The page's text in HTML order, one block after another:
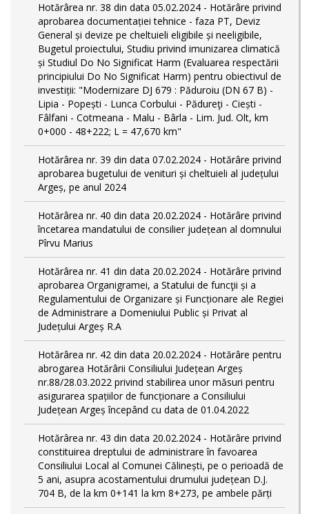
Hotărârea nr. 38 din data 05.02.2024 - Hotărâre privind
aprobarea documentației tehnice - faza PT, Deviz
General și devize pe cheltuieli eligibile și neeligibile,
Bugetul proiectului, Studiu privind imunizarea climatică
și Studiul Do No Significat Harm (Evaluarea respectării
principiului Do No Significat Harm) pentru obiectivul de
investiții: "Modernizare DJ 679 : Păduroiu (DN 67 B) -
Lipia - Popești - Lunca Corbului - Pădureţi - Ciești -
Fâlfani - Cotmeana - Malu - Bârla - Lim. Jud. Olt, km
0+000 - 48+222; L = 47,670 km"
Hotărârea nr. 39 din data 07.02.2024 - Hotărâre privind
aprobarea bugetului de venituri și cheltuieli al județului
Argeș, pe anul 2024
Hotărârea nr. 40 din data 20.02.2024 - Hotărâre privind
încetarea mandatului de consilier județean al domnului
Pîrvu Marius
Hotărârea nr. 41 din data 20.02.2024 - Hotărâre privind
aprobarea Organigramei, a Statului de funcţii și a
Regulamentului de Organizare și Funcționare ale Regiei
de Administrare a Domeniului Public și Privat al
Județului Argeș R.A
Hotărârea nr. 42 din data 20.02.2024 - Hotărâre pentru
abrogarea Hotărârii Consiliului Județean Argeș
nr.88/28.03.2022 privind stabilirea unor măsuri pentru
asigurarea spațiilor de funcționare a Consiliului
Județean Argeș începând cu data de 01.04.2022
Hotărârea nr. 43 din data 20.02.2024 - Hotărâre privind
constituirea dreptului de administrare în favoarea
Consiliului Local al Comunei Călinești, pe o perioadă de
5 ani, asupra acostamentului drumului județean D.J.
704 B, de la km 0+141 la km 8+273, pe ambele părți